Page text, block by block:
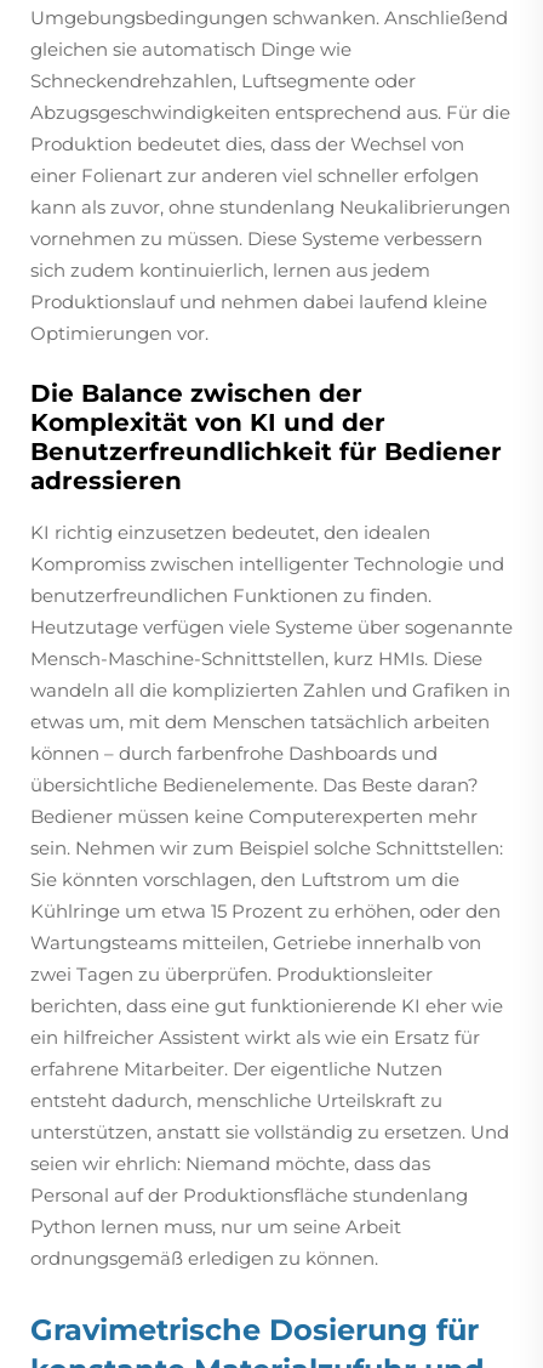
Umgebungsbedingungen schwanken. Anschließend
gleichen sie automatisch Dinge wie
Schneckendrehzahlen, Luftsegmente oder
Abzugsgeschwindigkeiten entsprechend aus. Für die
Produktion bedeutet dies, dass der Wechsel von
einer Folienart zur anderen viel schneller erfolgen
kann als zuvor, ohne stundenlang Neukalibrierungen
vornehmen zu müssen. Diese Systeme verbessern
sich zudem kontinuierlich, lernen aus jedem
Produktionslauf und nehmen dabei laufend kleine
Optimierungen vor.
Die Balance zwischen der
Komplexität von KI und der
Benutzerfreundlichkeit für Bediener
adressieren
KI richtig einzusetzen bedeutet, den idealen
Kompromiss zwischen intelligenter Technologie und
benutzerfreundlichen Funktionen zu finden.
Heutzutage verfügen viele Systeme über sogenannte
Mensch-Maschine-Schnittstellen, kurz HMIs. Diese
wandeln all die komplizierten Zahlen und Grafiken in
etwas um, mit dem Menschen tatsächlich arbeiten
können – durch farbenfrohe Dashboards und
übersichtliche Bedienelemente. Das Beste daran?
Bediener müssen keine Computerexperten mehr
sein. Nehmen wir zum Beispiel solche Schnittstellen:
Sie könnten vorschlagen, den Luftstrom um die
Kühlringe um etwa 15 Prozent zu erhöhen, oder den
Wartungsteams mitteilen, Getriebe innerhalb von
zwei Tagen zu überprüfen. Produktionsleiter
berichten, dass eine gut funktionierende KI eher wie
ein hilfreicher Assistent wirkt als wie ein Ersatz für
erfahrene Mitarbeiter. Der eigentliche Nutzen
entsteht dadurch, menschliche Urteilskraft zu
unterstützen, anstatt sie vollständig zu ersetzen. Und
seien wir ehrlich: Niemand möchte, dass das
Personal auf der Produktionsfläche stundenlang
Python lernen muss, nur um seine Arbeit
ordnungsgemäß erledigen zu können.
Gravimetrische Dosierung für